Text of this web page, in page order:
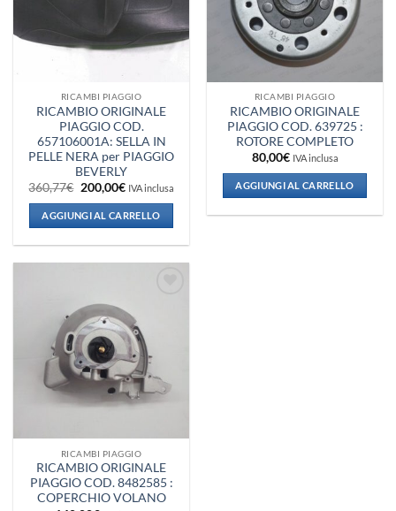
RICAMBI PIAGGIO
RICAMBIO ORIGINALE
PIAGGIO COD.
657106001A: SELLA IN
PELLE NERA per PIAGGIO
BEVERLY
360,77€ Il
prezzo
originale
era:
360,77€.
200,00€Il
attuale
è:
200,00€.
IVA inclusa
AGGIUNGI AL CARRELLO
RICAMBI PIAGGIO
RICAMBIO ORIGINALE
PIAGGIO COD. 639725 :
ROTORE COMPLETO
80,00€ IVA inclusa
AGGIUNGI AL CARRELLO
desideri
RICAMBI PIAGGIO
RICAMBIO ORIGINALE
PIAGGIO COD. 8482585 :
COPERCHIO VOLANO